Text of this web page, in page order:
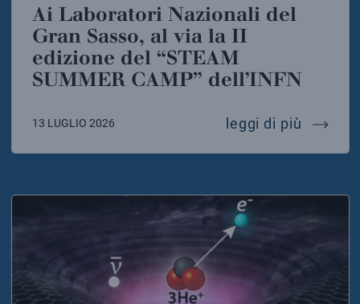
Ai Laboratori Nazionali del
Gran Sasso, al via la II
edizione del “STEAM
SUMMER CAMP” dell’INFN
13 LUGLIO 2026 leggi di più ai